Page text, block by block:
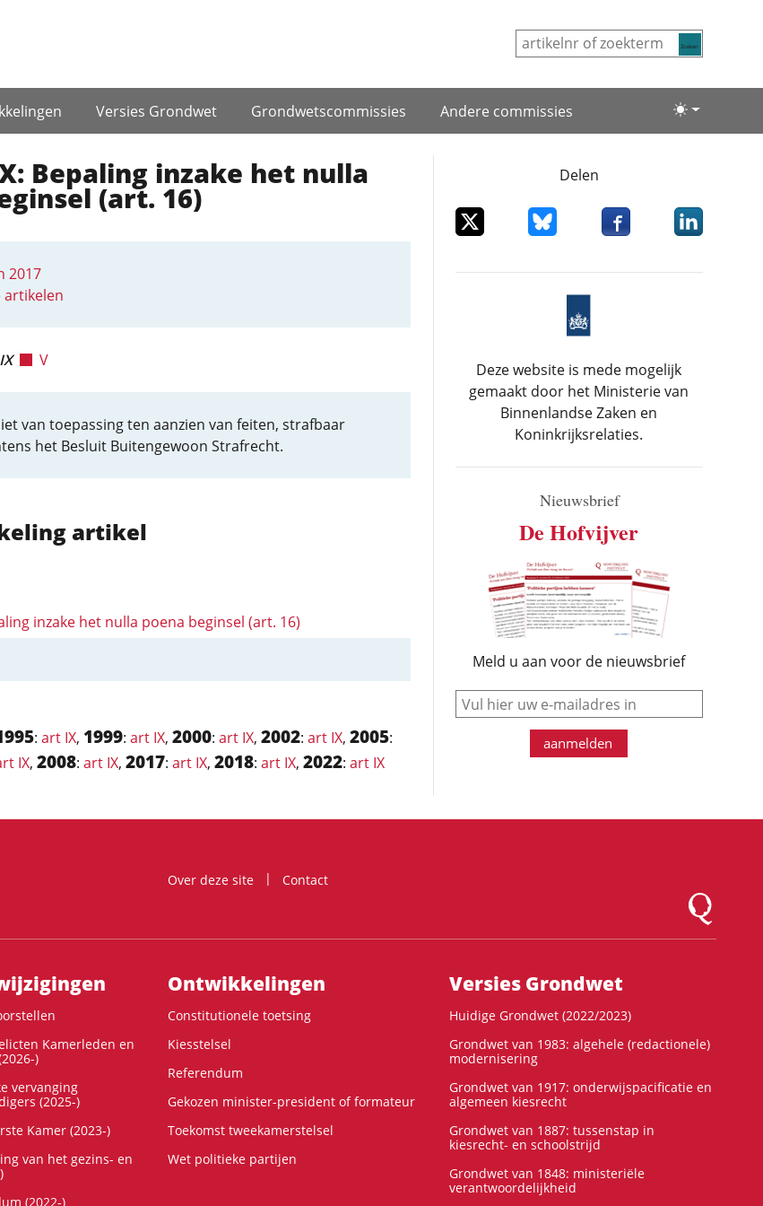
Lichte/
Versies Grondwet Grondwets­commissies Andere commissies
Bepaling inzake het nulla
(art. 16)
2017
V
van toepassing ten aanzien van feiten, strafbaar
het Besluit Buitengewoon Strafrecht.
artikel
inzake het nulla poena beginsel (art. 16)
: art IX, 1999: art IX, 2000: art IX, 2002: art IX, 2005:
IX, 2008: art IX, 2017: art IX, 2018: art IX, 2022: art IX
Delen
Deel dit item op XDeel dit item op Bluesky
Deel dit item op
Deel dit
Deze website is mede mogelijk
gemaakt door het Ministerie van
Binnenlandse Zaken en
Koninkrijksrelaties.
Nieuwsbrief
De Hofvijver
Meld u aan voor de nieuwsbrief
e-mail
aanmelden
Over deze site
Contact
Logo
Kamerleden en
)
vervanging
(2025-)
Kamer (2023-)
van het gezins- en
(2022-)
Ontwikke­lingen
Constitutionele toetsing
Kiesstelsel
Referendum
Gekozen minister-president of formateur
Toekomst tweekamerstelsel
Wet politieke partijen
Versies Grondwet
Huidige Grondwet (2022/2023)
Grondwet van 1983: algehele (redactionele)
modernisering
Grondwet van 1917: onderwijspacificatie en
algemeen kiesrecht
Grondwet van 1887: tussenstap in
kiesrecht- en schoolstrijd
Grondwet van 1848: ministeriële
verantwoordelijkheid